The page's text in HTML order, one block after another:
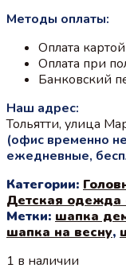
Методы оплаты:
Оплата
Оплата при
Банковский
Наш адрес:
Тольятти, улица
(офис временно
ежедневные,
Категории:
Детская одежда
Метки: шапка
шапка на весну,
1 в наличии